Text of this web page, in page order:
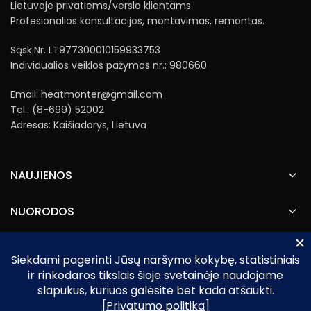
Lietuvoje privatiems/verslo klientams.
Profesionalios konsultacijos, montavimas, remontas.
Sąsk.Nr. LT977300010159933753
Individualios veiklos pažymos nr.: 980660
Email: heatmonter@gmail.com
Tel.: (8-699) 52002
Adresas: Kaišiadorys, Lietuva
NAUJIENOS
NUORODOS